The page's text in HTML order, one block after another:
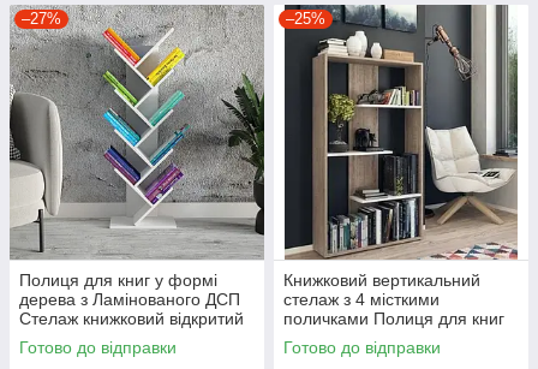
–27%
Полиця для книг у формі
дерева з Ламінованого ДСП
Стелаж книжковий відкритий
шириною 40 см
Готово до відправки
–25%
Книжковий вертикальний
стелаж з 4 місткими
поличками Полиця для книг
та декоративних елементів з
ДСП
Готово до відправки